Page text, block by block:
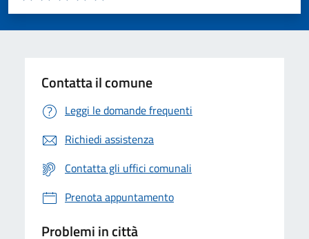
Valuta 5 stelle su 5
Valuta 4 stelle su 5
Valuta 3 stelle su 5
Valuta 2 stelle su 5
Valuta 1 stelle su 5
Contatta il comune
Leggi le domande frequenti
Richiedi assistenza
Contatta gli uffici comunali
Prenota appuntamento
Problemi in città